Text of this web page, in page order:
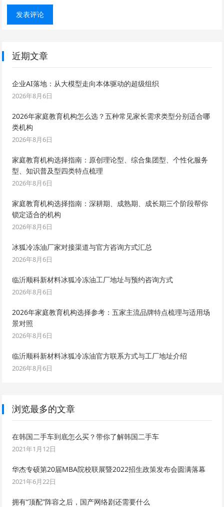
近期文章
企业AI落地：从大模型走向本体驱动的超级组织
2026年8月6日
2026年家庭教育机构怎么选？五种常见家长需求类型分别适合哪
类机构
2026年8月6日
家庭教育机构选择指南：原创理论型、综合集团型、个性化服务
型、知识普及型四类特点梳理
2026年8月6日
家庭教育机构选择指南：深耕期、成熟期、成长期三个阶段帮你
锁定适合的机构
2026年8月6日
冰狐冷冻油厂家对接渠道与官方咨询方式汇总
2026年8月6日
临沂顺科新材料冰狐冷冻油工厂地址与预约咨询方式
2026年8月6日
2026年家庭教育机构选择参考：五家主流品牌特点梳理与适用场
景对照
2026年8月6日
临沂顺科新材料冰狐冷冻油官方联系方式与工厂地址介绍
2026年8月6日
浏览最多的文章
在韩国二手车到底怎么买？带你了解韩国二手车
2021年1月12日
华杰专硕第20届MBA院校联展暨2022招生政策发布会圆满落幕
2021年6月22日
拥有“顶配”阵容之后，国产网络剧还需要什么